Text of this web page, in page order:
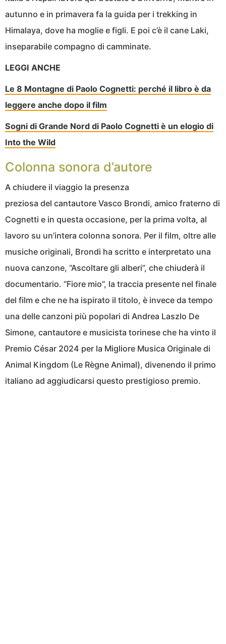
autunno e in primavera fa la guida per i trekking in
Himalaya, dove ha moglie e figli. E poi c’è il cane Laki,
inseparabile compagno di camminate.
LEGGI ANCHE
Le 8 Montagne di Paolo Cognetti: perché il libro è da
leggere anche dopo il film
Sogni di Grande Nord di Paolo Cognetti è un elogio di
Into the Wild
Colonna sonora d’autore
A chiudere il viaggio la presenza
preziosa del cantautore Vasco Brondi, amico fraterno di
Cognetti e in questa occasione, per la prima volta, al
lavoro su un’intera colonna sonora. Per il film, oltre alle
musiche originali, Brondi ha scritto e interpretato una
nuova canzone, “Ascoltare gli alberi”, che chiuderà il
documentario. “Fiore mio”, la traccia presente nel finale
del film e che ne ha ispirato il titolo, è invece da tempo
una delle canzoni più popolari di Andrea Laszlo De
Simone, cantautore e musicista torinese che ha vinto il
Premio César 2024 per la Migliore Musica Originale di
Animal Kingdom (Le Règne Animal), divenendo il primo
italiano ad aggiudicarsi questo prestigioso premio.